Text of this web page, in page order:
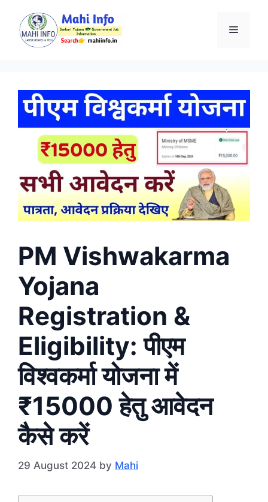
content
Menu
PM Vishwakarma
Yojana
Registration &
Eligibility: पीएम
विश्वकर्मा योजना में
₹15000 हेतु आवेदन
कैसे करें
29 August 2024 by Mahi